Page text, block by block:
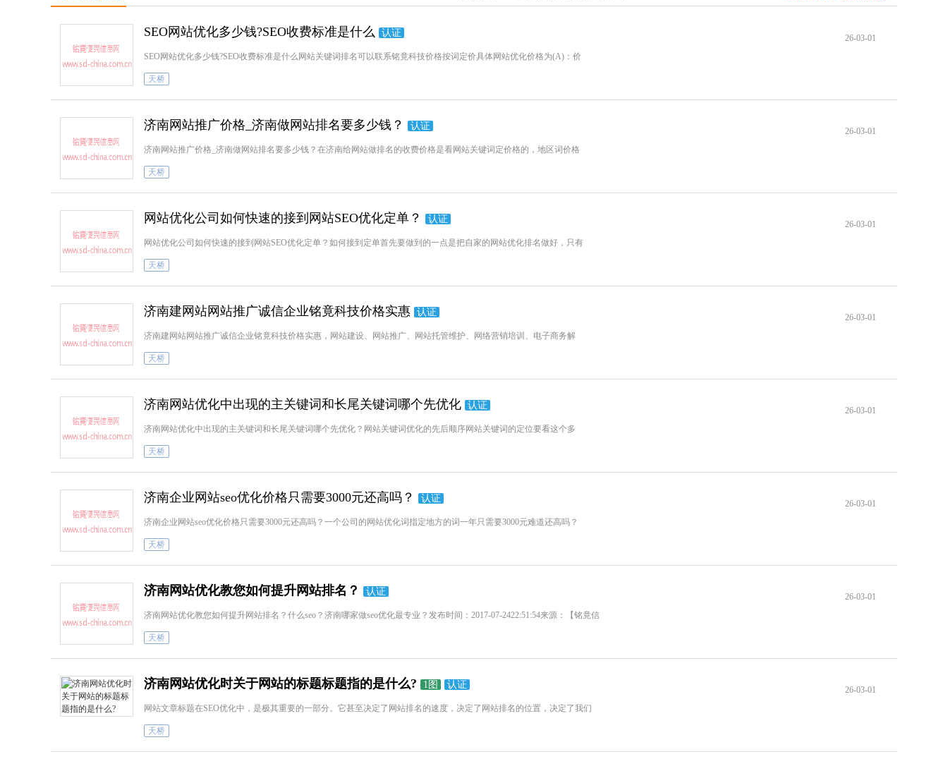
26-03-01
SEO网站优化多少钱?SEO收费标准是什么 认证
SEO网站优化多少钱?SEO收费标准是什么网站关键词排名可以联系铭竟科技价格按词定价具体网站优化价格为(A)：价
天桥
26-03-01
济南网站推广价格_济南做网站排名要多少钱？ 认证
济南网站推广价格_济南做网站排名要多少钱？在济南给网站做排名的收费价格是看网站关键词定价格的，地区词价格
天桥
26-03-01
网站优化公司如何快速的接到网站SEO优化定单？ 认证
网站优化公司如何快速的接到网站SEO优化定单？如何接到定单首先要做到的一点是把自家的网站优化排名做好，只有
天桥
26-03-01
济南建网站网站推广诚信企业铭竟科技价格实惠 认证
济南建网站网站推广诚信企业铭竟科技价格实惠，网站建设、网站推广、网站托管维护、网络营销培训、电子商务解
天桥
26-03-01
济南网站优化中出现的主关键词和长尾关键词哪个先优化 认证
济南网站优化中出现的主关键词和长尾关键词哪个先优化？网站关键词优化的先后顺序网站关键词的定位要看这个多
天桥
26-03-01
济南企业网站seo优化价格只需要3000元还高吗？ 认证
济南企业网站seo优化价格只需要3000元还高吗？一个公司的网站优化词指定地方的词一年只需要3000元难道还高吗？
天桥
26-03-01
济南网站优化教您如何提升网站排名？ 认证
济南网站优化教您如何提升网站排名？什么seo？济南哪家做seo优化最专业？发布时间：2017-07-2422:51:54来源：【铭竟信
天桥
26-03-01
济南网站优化时关于网站的标题标题指的是什么? 1图 认证
网站文章标题在SEO优化中，是极其重要的一部分。它甚至决定了网站排名的速度，决定了网站排名的位置，决定了我们
天桥